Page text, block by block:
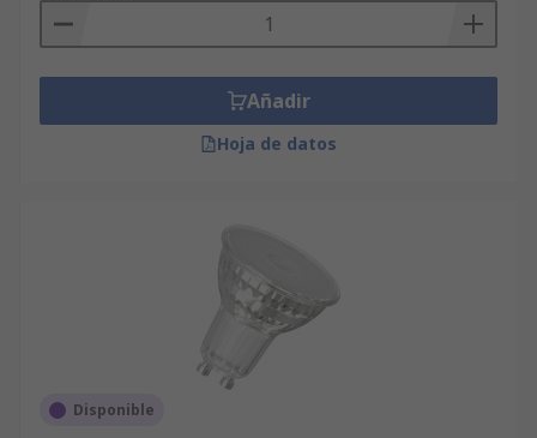
Añadir
Hoja de datos
Disponible